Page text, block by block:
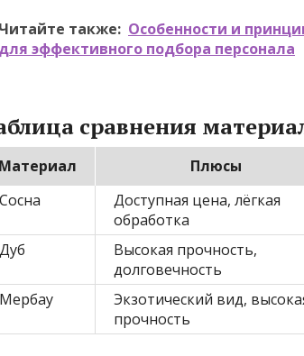
Читайте также: Особенности и
для эффективного подбора персонала
сравнения
Материал Плюсы
Сосна
Доступная цена, лёгкая
обработка
Дуб
Высокая прочность,
долговечность
Мербау
Экзотический вид,
прочность